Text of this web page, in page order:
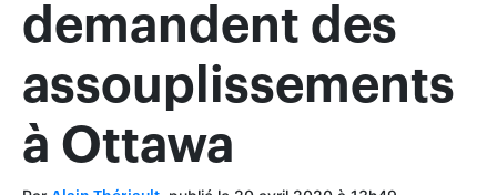
demandent des
assouplissements
à Ottawa